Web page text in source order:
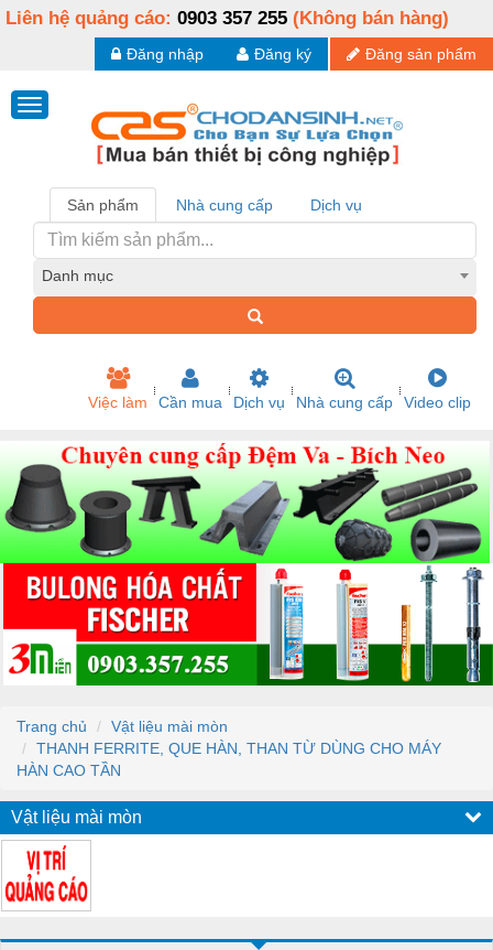
Liên hệ quảng cáo: 0903 357 255 (Không bán hàng)
Đăng sản phẩm
Đăng ký
Đăng nhập
Sản phẩm Nhà cung cấp Dịch vụ
Danh mục
Việc làm Cần mua Dịch vụ Nhà cung cấp Video clip
Trang chủ
Vật liệu mài mòn
THANH FERRITE, QUE HÀN, THAN TỪ DÙNG CHO MÁY
HÀN CAO TẦN
Vật liệu mài mòn